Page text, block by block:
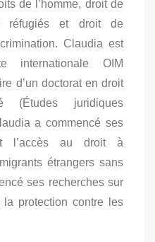
de l’homme, droit de
réfugiés et droit de
Claudia est
internationale OIM
d’un doctorat en droit
(Études juridiques
a commencé ses
l’accès au droit à
étrangers sans
ses recherches sur
la protection contre les